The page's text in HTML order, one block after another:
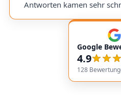
would use them
Antworten kamen sehr
empfehlenswert! Very friendly and professional
communication. Responses
service overall was
Highly
Google
4.9
128